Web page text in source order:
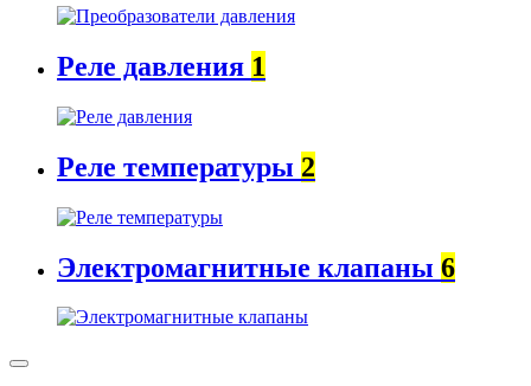
Реле давления 1
Реле температуры 2
Электромагнитные клапаны 6